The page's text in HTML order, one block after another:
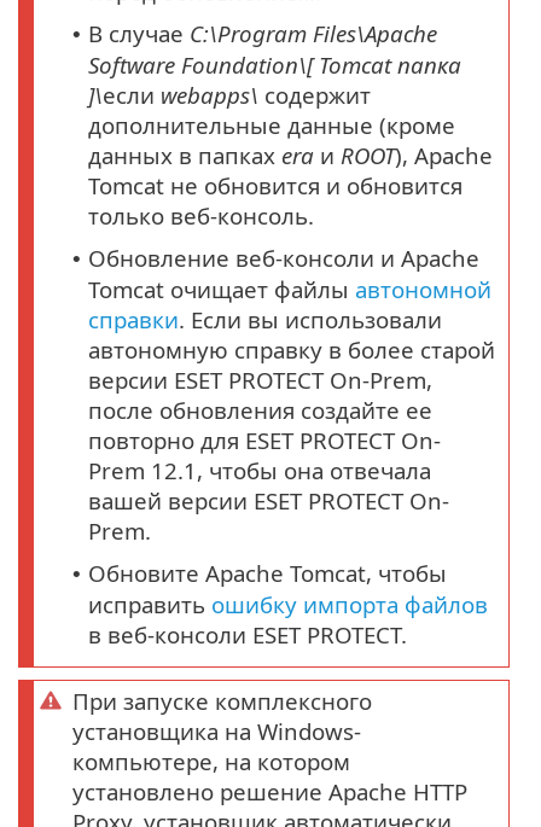
• В случае C:\Program Files\Apache
Software Foundation\[ Tomcatпапка
]\если webapps\ содержит
дополнительные данные (кроме
данных в папках era и ROOT), Apache
Tomcat не обновится и обновится
только веб-консоль.
• Обновление веб-консоли и Apache
Tomcat очищает файлы автономной
справки. Если вы использовали
автономную справку в более старой
версии ESET PROTECT On-Prem,
после обновления создайте ее
повторно для ESET PROTECT On-
Prem 12.1, чтобы она отвечала
вашей версии ESET PROTECT On-
Prem.
• Обновите Apache Tomcat, чтобы
исправить ошибку импорта файлов
в веб-консоли ESET PROTECT.
При запуске комплексного
установщика на Windows-
компьютере, на котором
установлено решение Apache HTTP